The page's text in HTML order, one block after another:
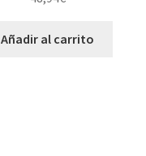
Añadir al carrito